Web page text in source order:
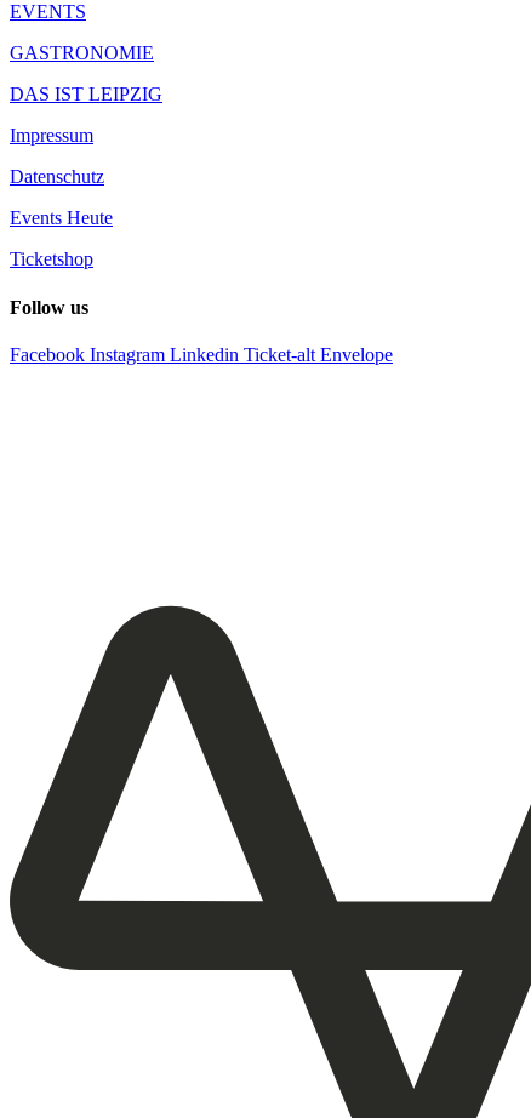
EVENTS
GASTRONOMIE
DAS IST LEIPZIG
Impressum
Datenschutz
Events Heute
Ticketshop
Follow us
Facebook Instagram Linkedin Ticket-alt Envelope